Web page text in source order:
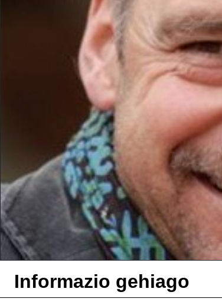
Informazio gehiago